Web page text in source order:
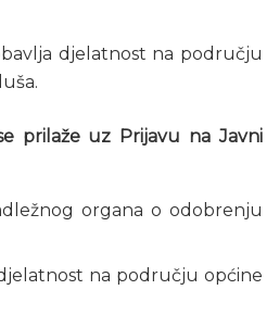
djelatnost na području
prilaže uz Prijavu na Javni
organa o odobrenju
na području općine